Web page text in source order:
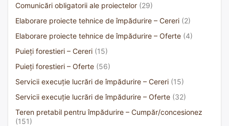
Comunicări obligatorii ale proiectelor (29)
Elaborare proiecte tehnice de împădurire – Cereri (2)
Elaborare proiecte tehnice de împădurire – Oferte (4)
Puieți forestieri – Cereri (15)
Puieți forestieri – Oferte (56)
Servicii execuție lucrări de împădurire – Cereri (15)
Servicii execuție lucrări de împădurire – Oferte (32)
Teren pretabil pentru împădurire – Cumpăr/concesionez
(151)